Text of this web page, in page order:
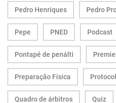
Pedro Henriques Pedro
Pepe PNED Podcast
Pontapé de penálti
Preparação Física
Quadro de árbitros Quiz